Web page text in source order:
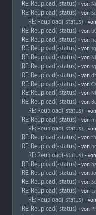
RE: Reupload(-status) - von
RE: Reupload(-status) - von
RE: Reupload(-status) - von
RE: Reupload(-status) - von
RE: Reupload(-status) - von
RE: Reupload(-status) - von
RE: Reupload(-status) - von
RE: Reupload(-status) - von
RE: Reupload(-status) - von
RE: Reupload(-status) - von
RE: Reupload(-status) - von
RE: Reupload(-status) - von
RE: Reupload(-status) - von
RE: Reupload(-status) - von
RE: Reupload(-status) - von
RE: Reupload(-status) - von
RE: Reupload(-status) - von
RE: Reupload(-status) - von
RE: Reupload(-status) - von
RE: Reupload(-status) - von
RE: Reupload(-status) - von
RE: Reupload(-status) - von
RE: Reupload(-status) - von
RE: Reupload(-status) - von